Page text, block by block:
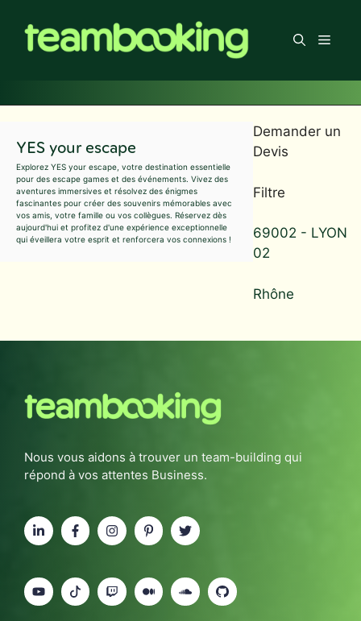
contenu
Menu
YES your escape
Explorez YES your escape, votre destination essentielle
pour des escape games et des événements. Vivez des
aventures immersives et résolvez des énigmes
fascinantes pour créer des souvenirs mémorables avec
vos amis, votre famille ou vos collègues. Réservez dès
aujourd'hui et profitez d'une expérience exceptionnelle
qui éveillera votre esprit et renforcera vos connexions !
Demander un
Devis
Filtre
69002 - LYON
02
Rhône
Nous vous aidons à trouver un team-building qui
répond à vos attentes Business.